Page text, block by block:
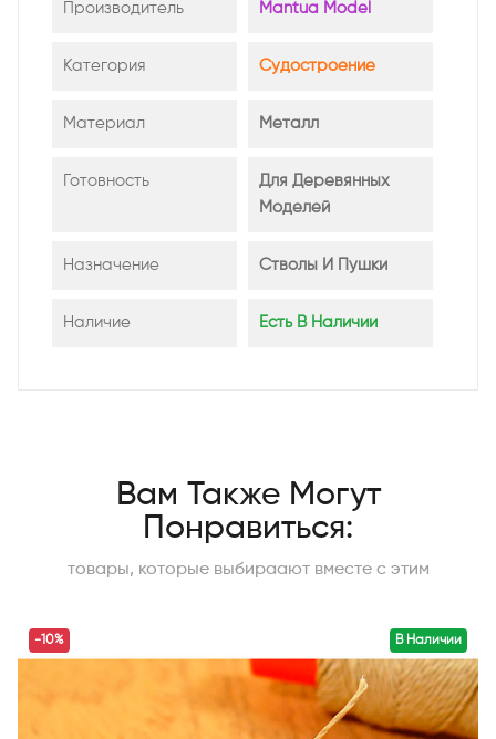
Производитель Mantua Model
Категория Судостроение
Материал Металл
Готовность
Для Деревянных
Моделей
Назначение Стволы И Пушки
Наличие Есть В Наличии
Вам Также Могут
Понравиться:
товары, которые выбираают вместе с этим
В Наличии
-10%